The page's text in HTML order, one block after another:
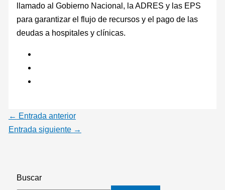
llamado al Gobierno Nacional, la ADRES y las EPS
para garantizar el flujo de recursos y el pago de las
deudas a hospitales y clínicas.
← Entrada anterior
Entrada siguiente →
Buscar